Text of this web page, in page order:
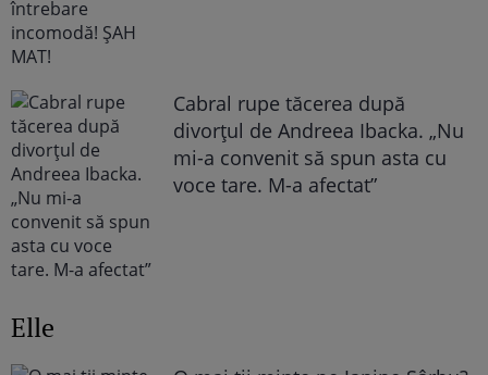
Cabral rupe tăcerea după
divorțul de Andreea Ibacka. „Nu
mi-a convenit să spun asta cu
voce tare. M-a afectat”
Elle